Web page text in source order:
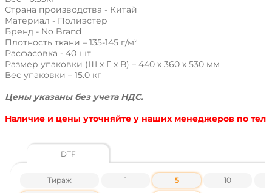
Страна производства - Китай
Материал - Полиэстер
Бренд - No Brand
Плотность ткани – 135-145 г/м²
Расфасовка - 40 шт
Размер упаковки (Ш x Г x В) – 440 x 360 x 530 мм
Вес упаковки – 15.0 кг
Цены указаны без учета НДС.
Наличие и цены уточняйте у наших менеджеров по тел
DTF
Тираж 1 5
10